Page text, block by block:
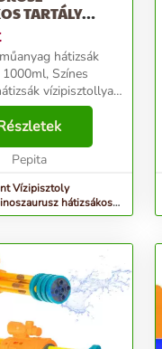
TARTÁLY
hátizsák
Színes
vízipisztollyal
Jól működik a
játék során. A
egy tartálya,
Pepita
Vízipisztoly
hátizsákos